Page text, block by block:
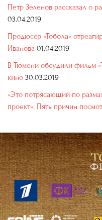
Петр Зеленов рассказал о
03.04.2019
Продюсер «Тобола»
Иванова 01.04.2019
В Тюмени обсудили фильм
кино 30.03.2019
«Это потрясающий по
проект». Пять причин